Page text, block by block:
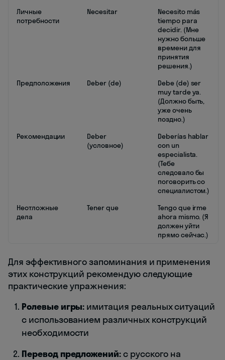
Личные
потребности
Necesitar
Necesito más
tiempo para
decidir. (Мне
нужно больше
времени для
принятия
решения.)
Предположения
Deber (de)
Debe (de) ser
muy tarde ya.
(Должно быть,
уже очень
поздно.)
Рекомендации
Deber
(условное)
Deberías hablar
con un
especialista.
(Тебе
следовало бы
поговорить со
специалистом.)
Неотложные
дела
Tener que
Tengo que irme
ahora mismo. (Я
должен уйти
прямо сейчас.)
Для эффективного запоминания и применения
этих конструкций рекомендую следующие
практические упражнения:
Ролевые игры: имитация реальных ситуаций
с использованием различных конструкций
необходимости
Перевод предложений:с русского на